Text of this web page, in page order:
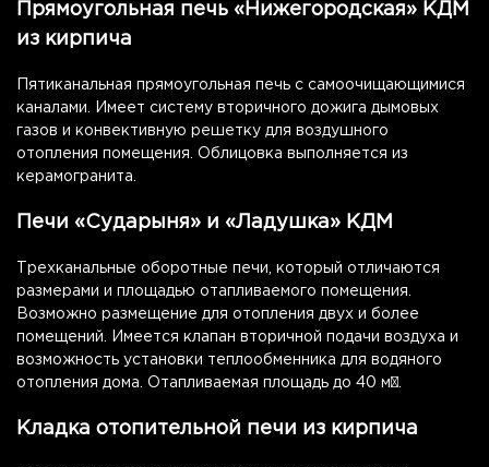
Прямоугольная печь «Нижегородская» КДМ
из кирпича
Пятиканальная прямоугольная печь с самоочищающимися
каналами. Имеет систему вторичного дожига дымовых
газов и конвективную решетку для воздушного
отопления помещения. Облицовка выполняется из
керамогранита.
Печи «Сударыня» и «Ладушка» КДМ
Трехканальные оборотные печи, который отличаются
размерами и площадью отапливаемого помещения.
Возможно размещение для отопления двух и более
помещений. Имеется клапан вторичной подачи воздуха и
возможность установки теплообменника для водяного
отопления дома. Отапливаемая площадь до 40 м².
Кладка отопительной печи из кирпича